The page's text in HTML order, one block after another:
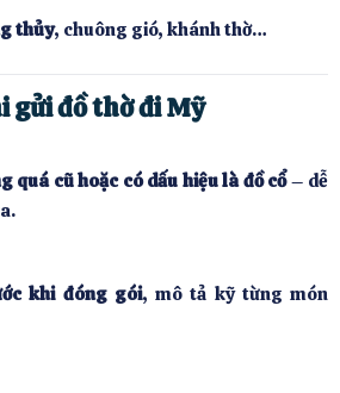
thủy, chuông gió, khánh thờ…
gửi đồ thờ đi Mỹ
quá cũ hoặc có dấu hiệu là đồ cổ– dễ
khi đóng gói, mô tả kỹ từng món